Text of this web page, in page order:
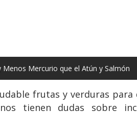
Mercurio que el Atún y Salmón
frutas y verduras
tienen dudas sobre